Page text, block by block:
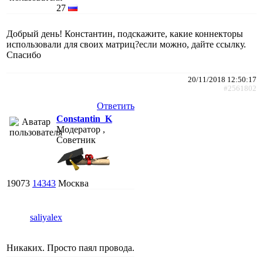
27
Добрый день! Константин, подскажите, какие коннекторы
использовали для своих матриц?если можно, дайте ссылку.
Спасибо
20/11/2018 12:50:17
#2561802
Ответить
Constantin_K
Модератор ,
Советник
19073 14343 Москва
saliyalex
Никаких. Просто паял провода.